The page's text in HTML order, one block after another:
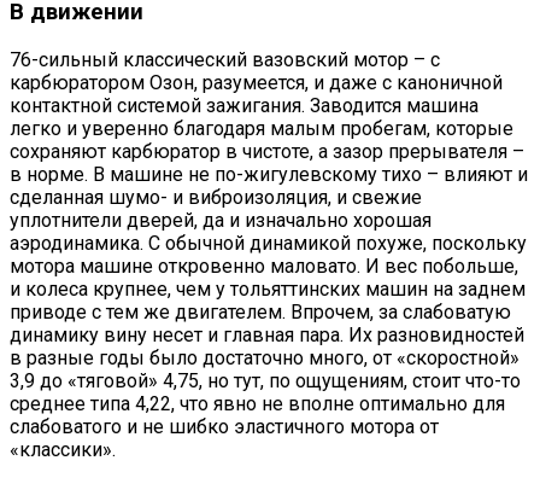
В движении
76-сильный классический вазовский мотор – с
карбюратором Озон, разумеется, и даже с каноничной
контактной системой зажигания. Заводится машина
легко и уверенно благодаря малым пробегам, которые
сохраняют карбюратор в чистоте, а зазор прерывателя –
в норме. В машине не по-жигулевскому тихо – влияют и
сделанная шумо- и виброизоляция, и свежие
уплотнители дверей, да и изначально хорошая
аэродинамика. С обычной динамикой похуже, поскольку
мотора машине откровенно маловато. И вес побольше,
и колеса крупнее, чем у тольяттинских машин на заднем
приводе с тем же двигателем. Впрочем, за слабоватую
динамику вину несет и главная пара. Их разновидностей
в разные годы было достаточно много, от «скоростной»
3,9 до «тяговой» 4,75, но тут, по ощущениям, стоит что-то
среднее типа 4,22, что явно не вполне оптимально для
слабоватого и не шибко эластичного мотора от
«классики».